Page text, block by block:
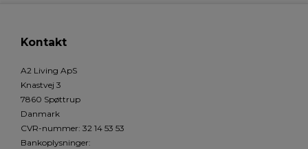
Kontakt
A2 Living ApS
Knastvej 3
7860 Spøttrup
Danmark
CVR-nummer: 32 14 53 53
Bankoplysninger: